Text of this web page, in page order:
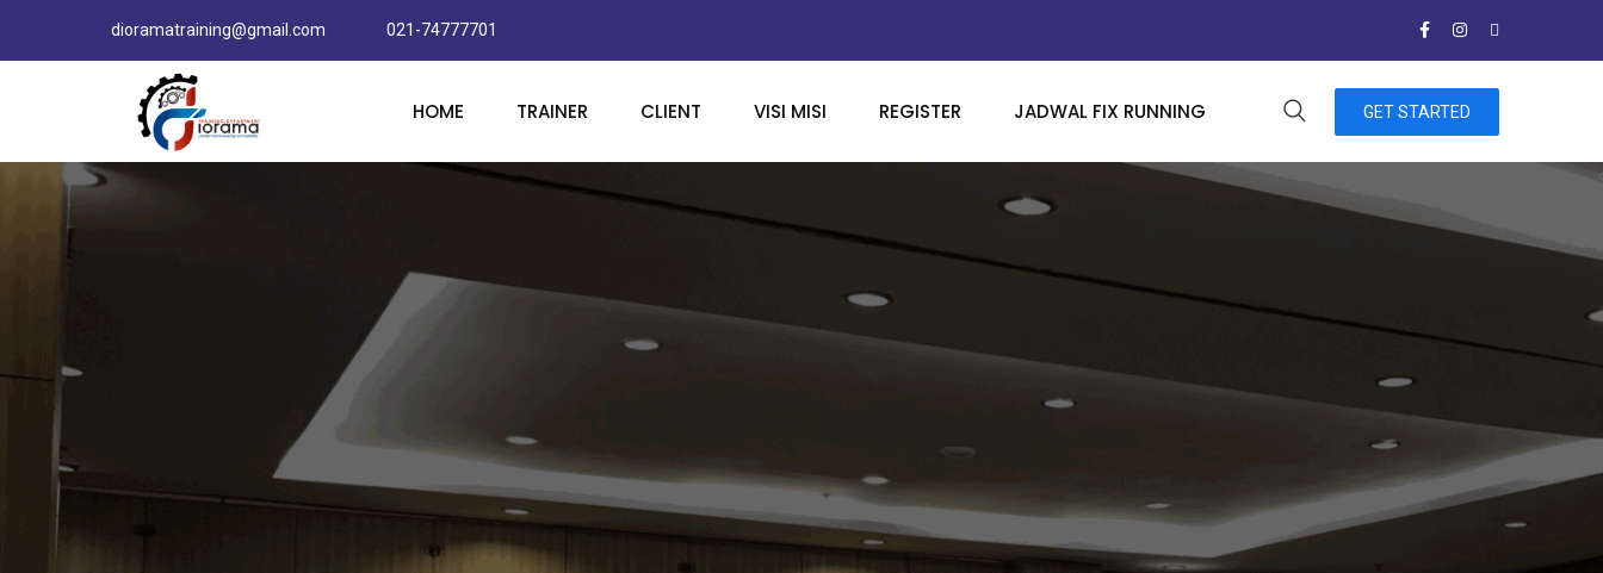
dioramatraining@gmail.com 021-74777701
HOME TRAINER CLIENT VISI MISI REGISTER JADWAL FIX RUNNING GET STARTED